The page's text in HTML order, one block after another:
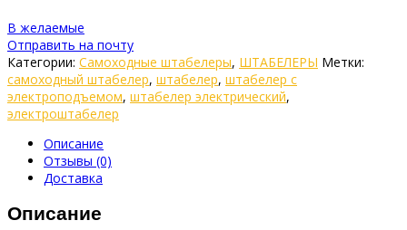
В желаемые
Отправить на почту
Категории: Самоходные штабелеры, ШТАБЕЛЕРЫ Метки:
самоходный штабелер, штабелер, штабелер с
электроподъемом, штабелер электрический,
электроштабелер
Описание
Отзывы (0)
Доставка
Описание